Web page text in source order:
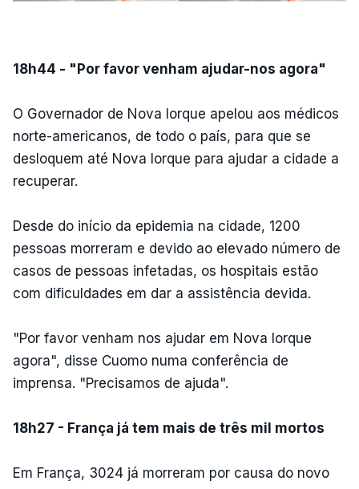
18h44 - "Por favor venham ajudar-nos agora"
O Governador de Nova Iorque apelou aos médicos
norte-americanos, de todo o país, para que se
desloquem até Nova Iorque para ajudar a cidade a
recuperar.
Desde do início da epidemia na cidade, 1200
pessoas morreram e devido ao elevado número de
casos de pessoas infetadas, os hospitais estão
com dificuldades em dar a assistência devida.
"Por favor venham nos ajudar em Nova Iorque
agora", disse Cuomo numa conferência de
imprensa. "Precisamos de ajuda".
18h27 - França já tem mais de três mil mortos
Em França, 3024 já morreram por causa do novo